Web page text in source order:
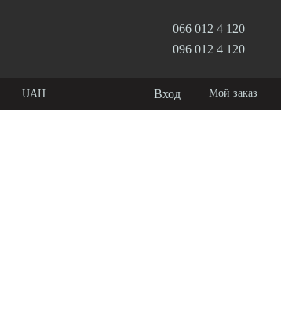
066 012 4 120
096 012 4 120
UAH Вход Мой заказ